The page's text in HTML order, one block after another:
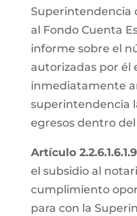
Superintendencia
al Fondo Cuenta
informe sobre el
autorizadas por él
inmediatamente
superintendencia
egresos dentro
Artículo
el subsidio al
cumplimiento
para con la